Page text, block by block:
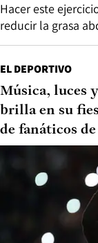
Hacer este
reducir la grasa
EL DEPORTIVO
Música, luces
brilla en su
de fanáticos